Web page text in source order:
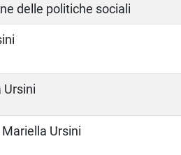
delle politiche sociali
Ursini
Mariella Ursini